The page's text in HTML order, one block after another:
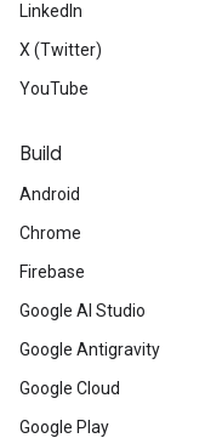
LinkedIn
X (Twitter)
YouTube
Build
Android
Chrome
Firebase
Google AI Studio
Google Antigravity
Google Cloud
Google Play